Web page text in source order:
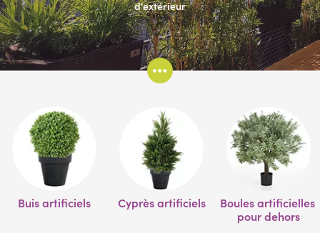
d'extérieur
Buis artificiels Cyprès artificiels
Boules artificielles
pour dehors